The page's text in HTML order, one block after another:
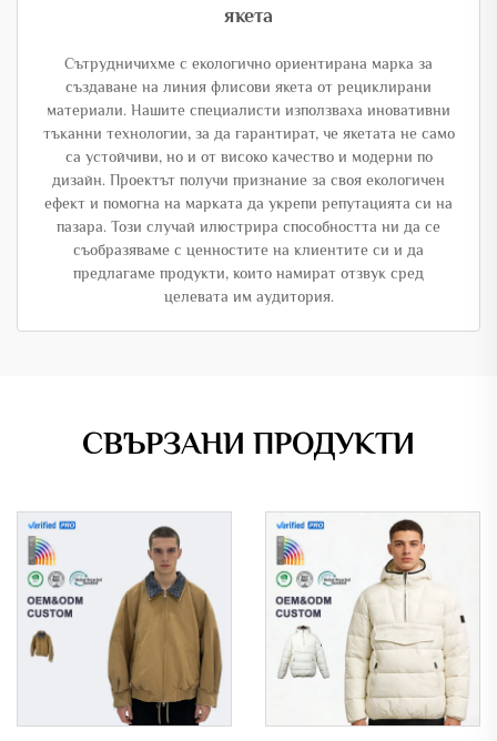
якета
Сътрудничихме с екологично ориентирана марка за
създаване на линия флисови якета от рециклирани
материали. Нашите специалисти използваха иновативни
тъканни технологии, за да гарантират, че якетата не само
са устойчиви, но и от високо качество и модерни по
дизайн. Проектът получи признание за своя екологичен
ефект и помогна на марката да укрепи репутацията си на
пазара. Този случай илюстрира способността ни да се
съобразяваме с ценностите на клиентите си и да
предлагаме продукти, които намират отзвук сред
целевата им аудитория.
СВЪРЗАНИ ПРОДУКТИ